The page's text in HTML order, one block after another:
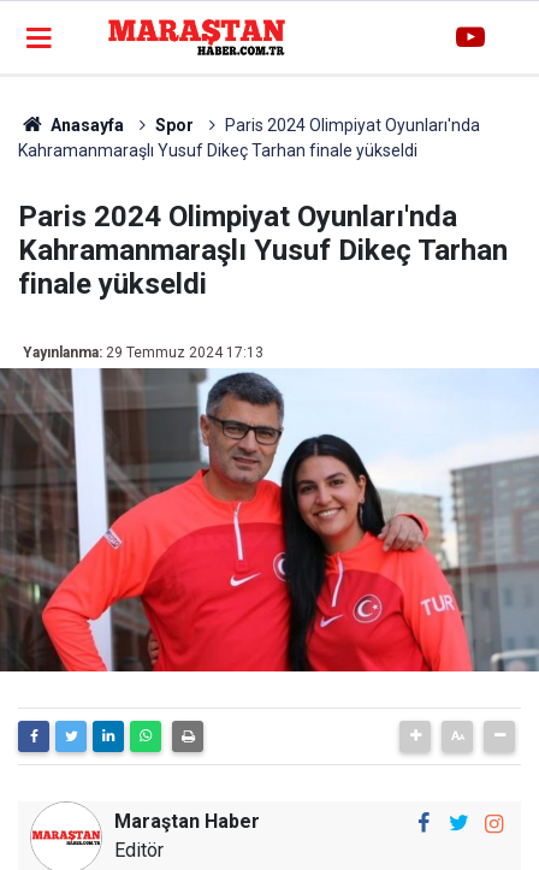
Anasayfa Spor
Paris 2024 Olimpiyat Oyunları'nda
Kahramanmaraşlı Yusuf Dikeç Tarhan finale yükseldi
Paris 2024 Olimpiyat Oyunları'nda
Kahramanmaraşlı Yusuf Dikeç Tarhan
finale yükseldi
Yayınlanma: 29 Temmuz 2024 17:13
Maraştan Haber
Editör